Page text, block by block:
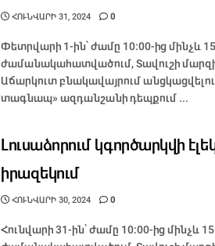
ՀՈՒՆՎԱՐԻ 31, 2024 0
Փետրվարի 1-ին՝ ժամը 10:00-ից մինչև
ժամանակահատվածում, Տավուշի
Աճարկուտ բնակավայրում անցկացվելու
տագնապ» ազդանշանի դեպքում ...
Լուսաձորում կգործարկվի
իրազեկում
ՀՈՒՆՎԱՐԻ 30, 2024 0
Հունվարի 31-ին՝ ժամը 10:00-ից մինչև